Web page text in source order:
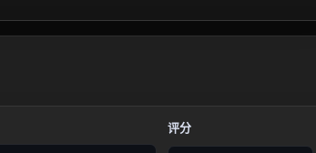
评分